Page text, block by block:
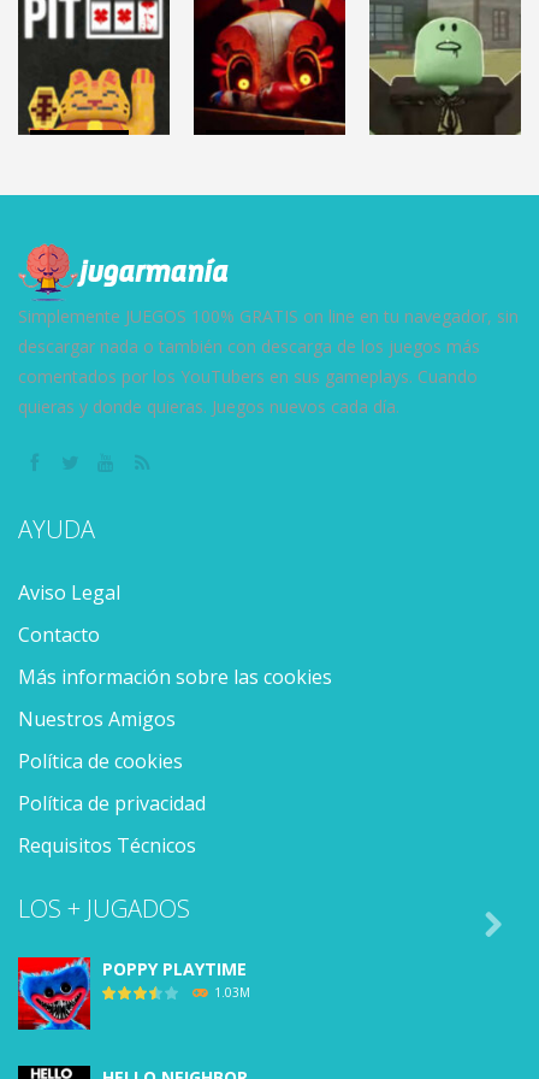
HELLMART
2.87K
AMANDA THE
ADVENTURER 3
3.12K
HUMAN
(Demo)
9.6K
8.64K
Simplemente JUEGOS 100% GRATIS on line en tu navegador, sin
descargar nada o también con descarga de los juegos más
comentados por los YouTubers en sus gameplays. Cuando
quieras y donde quieras. Juegos nuevos cada día.
AYUDA
Aviso Legal
Contacto
Más información sobre las cookies
Nuestros Amigos
Política de cookies
Política de privacidad
Requisitos Técnicos
LOS + JUGADOS
POPPY PLAYTIME
1.03M
